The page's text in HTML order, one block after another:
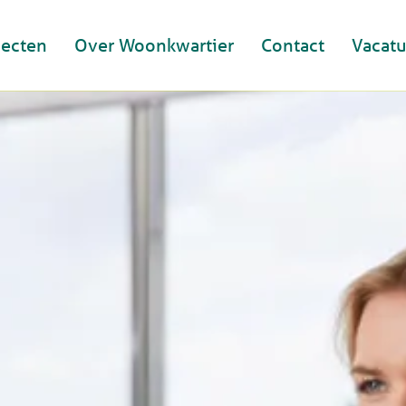
Over Woonkwartier Contact